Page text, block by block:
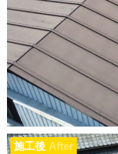
施工後 After